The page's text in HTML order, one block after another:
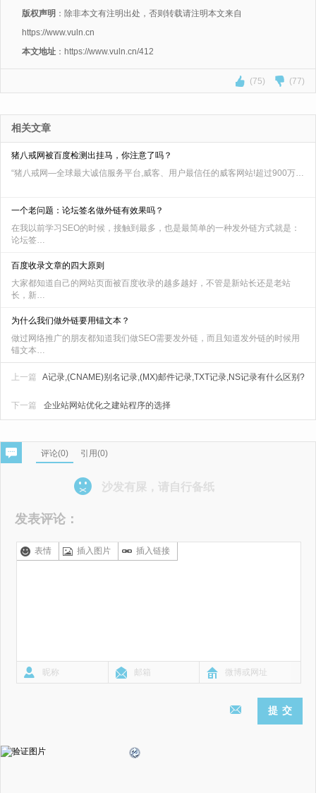
版权声明 ：除非本文有注明出处，否则转载请注明本文来自
https://www.vuln.cn
本文地址 ：https://www.vuln.cn/412
(75) (77)
相关文章
猪八戒网被百度检测出挂马，你注意了吗？
“猪八戒网—全球最大诚信服务平台,威客、用户最信任的威客网站!超过900万…
一个老问题：论坛签名做外链有效果吗？
在我以前学习SEO的时候，接触到最多，也是最简单的一种发外链方式就是：
论坛签…
百度收录文章的四大原则
大家都知道自己的网站页面被百度收录的越多越好，不管是新站长还是老站
长，新…
为什么我们做外链要用锚文本？
做过网络推广的朋友都知道我们做SEO需要发外链，而且知道发外链的时候用
锚文本…
上一篇 A记录,(CNAME)别名记录,(MX)邮件记录,TXT记录,NS记录有什么区别?
企业站网站优化之建站程序的选择
下一篇
评论(0) 引用(0)
沙发有屎，请自行备纸
发表评论：
表情 插入图片 插入链接